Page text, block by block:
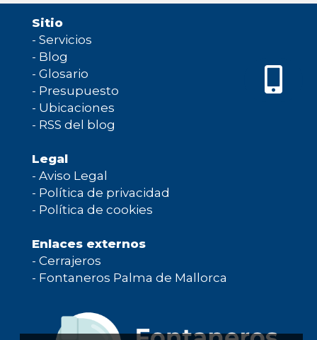
Sitio
- Servicios
- Blog
- Glosario
- Presupuesto
- Ubicaciones
- RSS del blog
Legal
- Aviso Legal
- Política de privacidad
- Política de cookies
Enlaces externos
- Cerrajeros
- Fontaneros Palma de Mallorca